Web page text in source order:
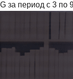
за период с 3 по